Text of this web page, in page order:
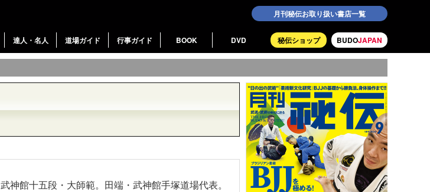
月刊秘伝お取り扱い書店一覧
BUDOJAPAN
秘伝ショップ
達人・名人 道場ガイド 行事ガイド BOOK DVD
武神館十五段・大師範。田端・武神館手塚道場代表。